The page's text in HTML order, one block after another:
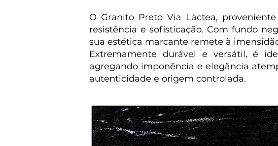
O Granito Preto Via Láctea,
resistência e sofisticação. Com fundo
sua estética marcante remete à
Extremamente durável e versátil, é
agregando imponência e elegância
autenticidade e origem controlada.